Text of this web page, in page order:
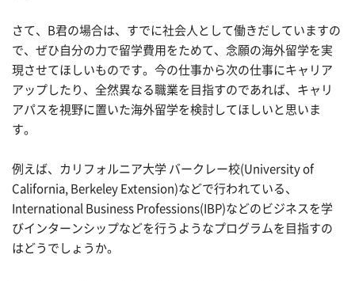
さて、B君の場合は、すでに社会人として働きだしていますの
で、ぜひ自分の力で留学費用をためて、念願の海外留学を実
現させてほしいものです。今の仕事から次の仕事にキャリア
アップしたり、全然異なる職業を目指すのであれば、キャリ
アパスを視野に置いた海外留学を検討してほしいと思いま
す。
例えば、カリフォルニア大学 バークレー校(University of
California, Berkeley Extension)などで行われている、
International Business Professions(IBP)などのビジネスを学
びインターンシップなどを行うようなプログラムを目指すの
はどうでしょうか。